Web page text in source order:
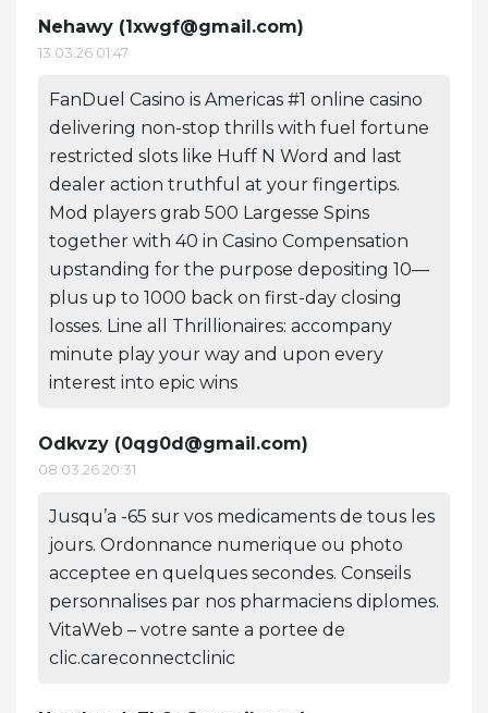
Nehawy (1xwgf@gmail.com)
13.03.26 01:47
FanDuel Casino is Americas #1 online casino
delivering non-stop thrills with fuel fortune
restricted slots like Huff N Word and last
dealer action truthful at your fingertips.
Mod players grab 500 Largesse Spins
together with 40 in Casino Compensation
upstanding for the purpose depositing 10—
plus up to 1000 back on first-day closing
losses. Line all Thrillionaires: accompany
minute play your way and upon every
interest into epic wins
Odkvzy (0qg0d@gmail.com)
08.03.26 20:31
Jusqu’a -65 sur vos medicaments de tous les
jours. Ordonnance numerique ou photo
acceptee en quelques secondes. Conseils
personnalises par nos pharmaciens diplomes.
VitaWeb – votre sante a portee de
clic.careconnectclinic